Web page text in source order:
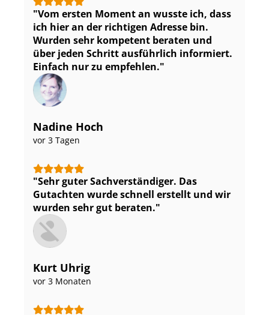
Vom ersten Moment an wusste ich, dass
ich hier an der richtigen Adresse bin.
Wurden sehr kompetent beraten und
über jeden Schritt ausführlich informiert.
Einfach nur zu empfehlen.
Nadine Hoch
vor 3 Tagen
Sehr guter Sach­ver­stän­di­ger. Das
Gutachten wurde schnell erstellt und wir
wurden sehr gut beraten.
Kurt Uhrig
vor 3 Monaten